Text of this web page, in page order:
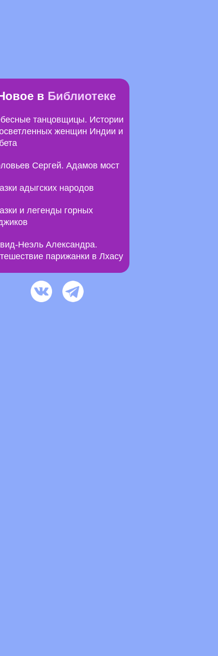
в Библиотеке
танцовщицы. Истории
женщин Индии и
Сергей. Адамов мост
адыгских народов
и легенды горных
Неэль Александра.
парижанки в Лхасу